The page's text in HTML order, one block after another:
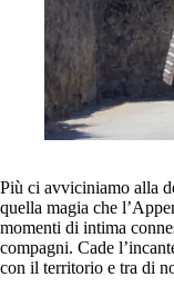
Più ci avviciniamo alla
quella magia che
momenti di intima
compagni. Cade
con il territorio e tra di